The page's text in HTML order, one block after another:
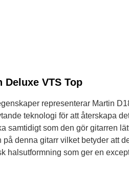
VTS Top
representerar Martin
teknologi för att återskapa
samtidigt som den gör gitarren
denna gitarr vilket betyder att
halsutformning som ger en